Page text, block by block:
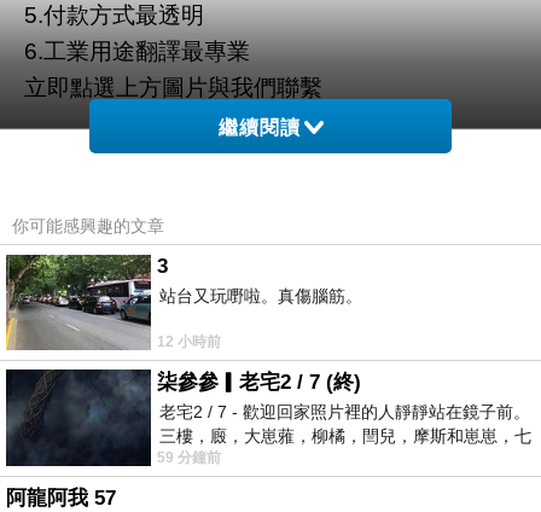
5.付款方式最透明
6.工業用途翻譯最專業
立即點選上方圖片與我們聯繫
YYYY15858FREFGEF
繼續閱讀
你可能感興趣的文章
3
站台又玩嘢啦。真傷腦筋。
12 小時前
柒參參▎老宅2 / 7 (終)
老宅2 / 7 - 歡迎回家照片裡的人靜靜站在鏡子前。
三樓，廄，大崽蕥，柳橘，閆兒，摩斯和崽崽，七
個人整整齊齊地站在鏡框之外，如同
59 分鐘前
阿龍阿我 57